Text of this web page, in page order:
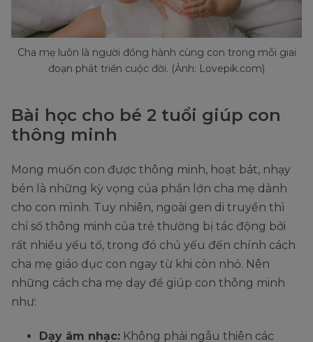
Cha mẹ luôn là người đồng hành cùng con trong mỗi giai
đoạn phát triển cuộc đời. (Ảnh: Lovepik.com)
Bài học cho bé 2 tuổi giúp con
thông minh
Mong muốn con được thông minh, hoạt bát, nhạy
bén là những kỳ vọng của phần lớn cha mẹ dành
cho con mình. Tuy nhiên, ngoài gen di truyền thì
chỉ số thông minh của trẻ thường bị tác động bởi
rất nhiều yếu tố, trong đó chủ yếu đến chính cách
cha mẹ giáo dục con ngay từ khi còn nhỏ. Nên
những cách cha mẹ dạy để giúp con thông minh
như:
Dạy âm nhạc: Không phải ngẫu thiên các